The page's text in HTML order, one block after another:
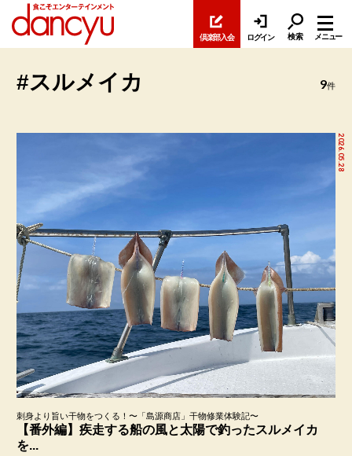
倶楽部入会 ログイン 検索 メニュー
#スルメイカ 9件
2026.05.28
刺身より旨い干物をつくる！〜「島源商店」干物修業体験記〜
【番外編】疾走する船の風と太陽で釣ったスルメイカ
を...